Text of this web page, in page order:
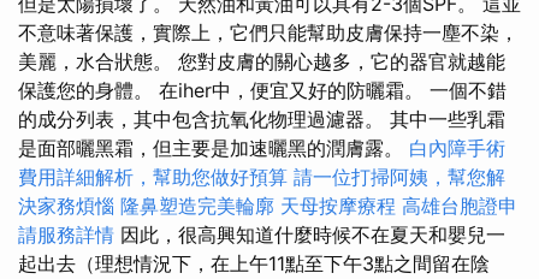
不意味著保護，實際上，它們只能幫助皮膚保持一塵不染，
美麗，水合狀態。 您對皮膚的關心越多，它的器官就越能
保護您的身體。 在iher中，便宜又好的防曬霜。 一個不錯
的成分列表，其中包含抗氧化物理過濾器。 其中一些乳霜
是面部曬黑霜，但主要是加速曬黑的潤膚露。 白內障手術
費用詳細解析，幫助您做好預算 請一位打掃阿姨，幫您解
決家務煩惱 隆鼻塑造完美輪廓 天母按摩療程 高雄台胞證申
請服務詳情 因此，很高興知道什麼時候不在夏天和嬰兒一
起出去（理想情況下，在上午11點至下午3點之間留在陰